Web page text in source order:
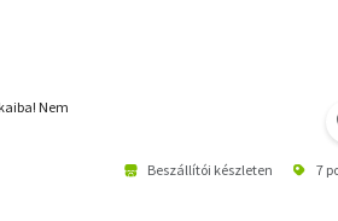
Nem
Beszállítói készleten 7